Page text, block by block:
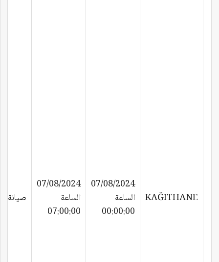
KAĞITHANE
07/08/2024
الساعة
00:00:00
07/08/2024
الساعة
07:00:00
صيانة